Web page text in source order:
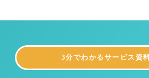
3分でわかるサービス資